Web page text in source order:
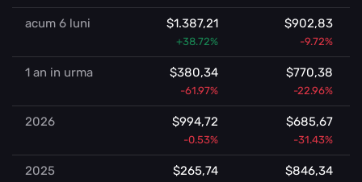
acum 6 luni $1.387,21
+38.72%
$902,83
-9.72%
1 an in urma $380,34
-61.97%
$770,38
-22.96%
2026 $994,72
-0.53%
$685,67
-31.43%
2025 $265,74 $846,34